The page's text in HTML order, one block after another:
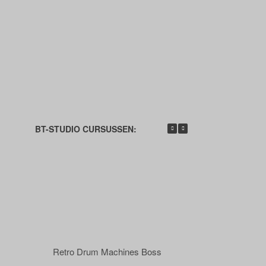
BT-STUDIO CURSUSSEN:
Retro Drum Machines Boss